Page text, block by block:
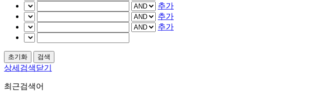
추가
추가
추가
상세검색닫기
최근검색어